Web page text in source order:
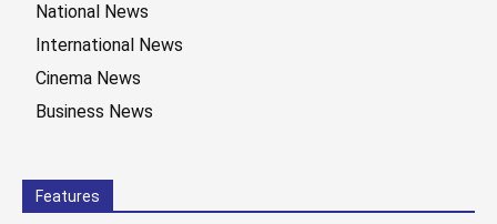
National News
International News
Cinema News
Business News
Features